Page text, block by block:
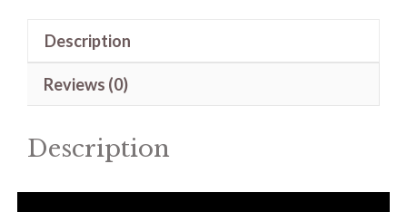
Description
Reviews (0)
Description